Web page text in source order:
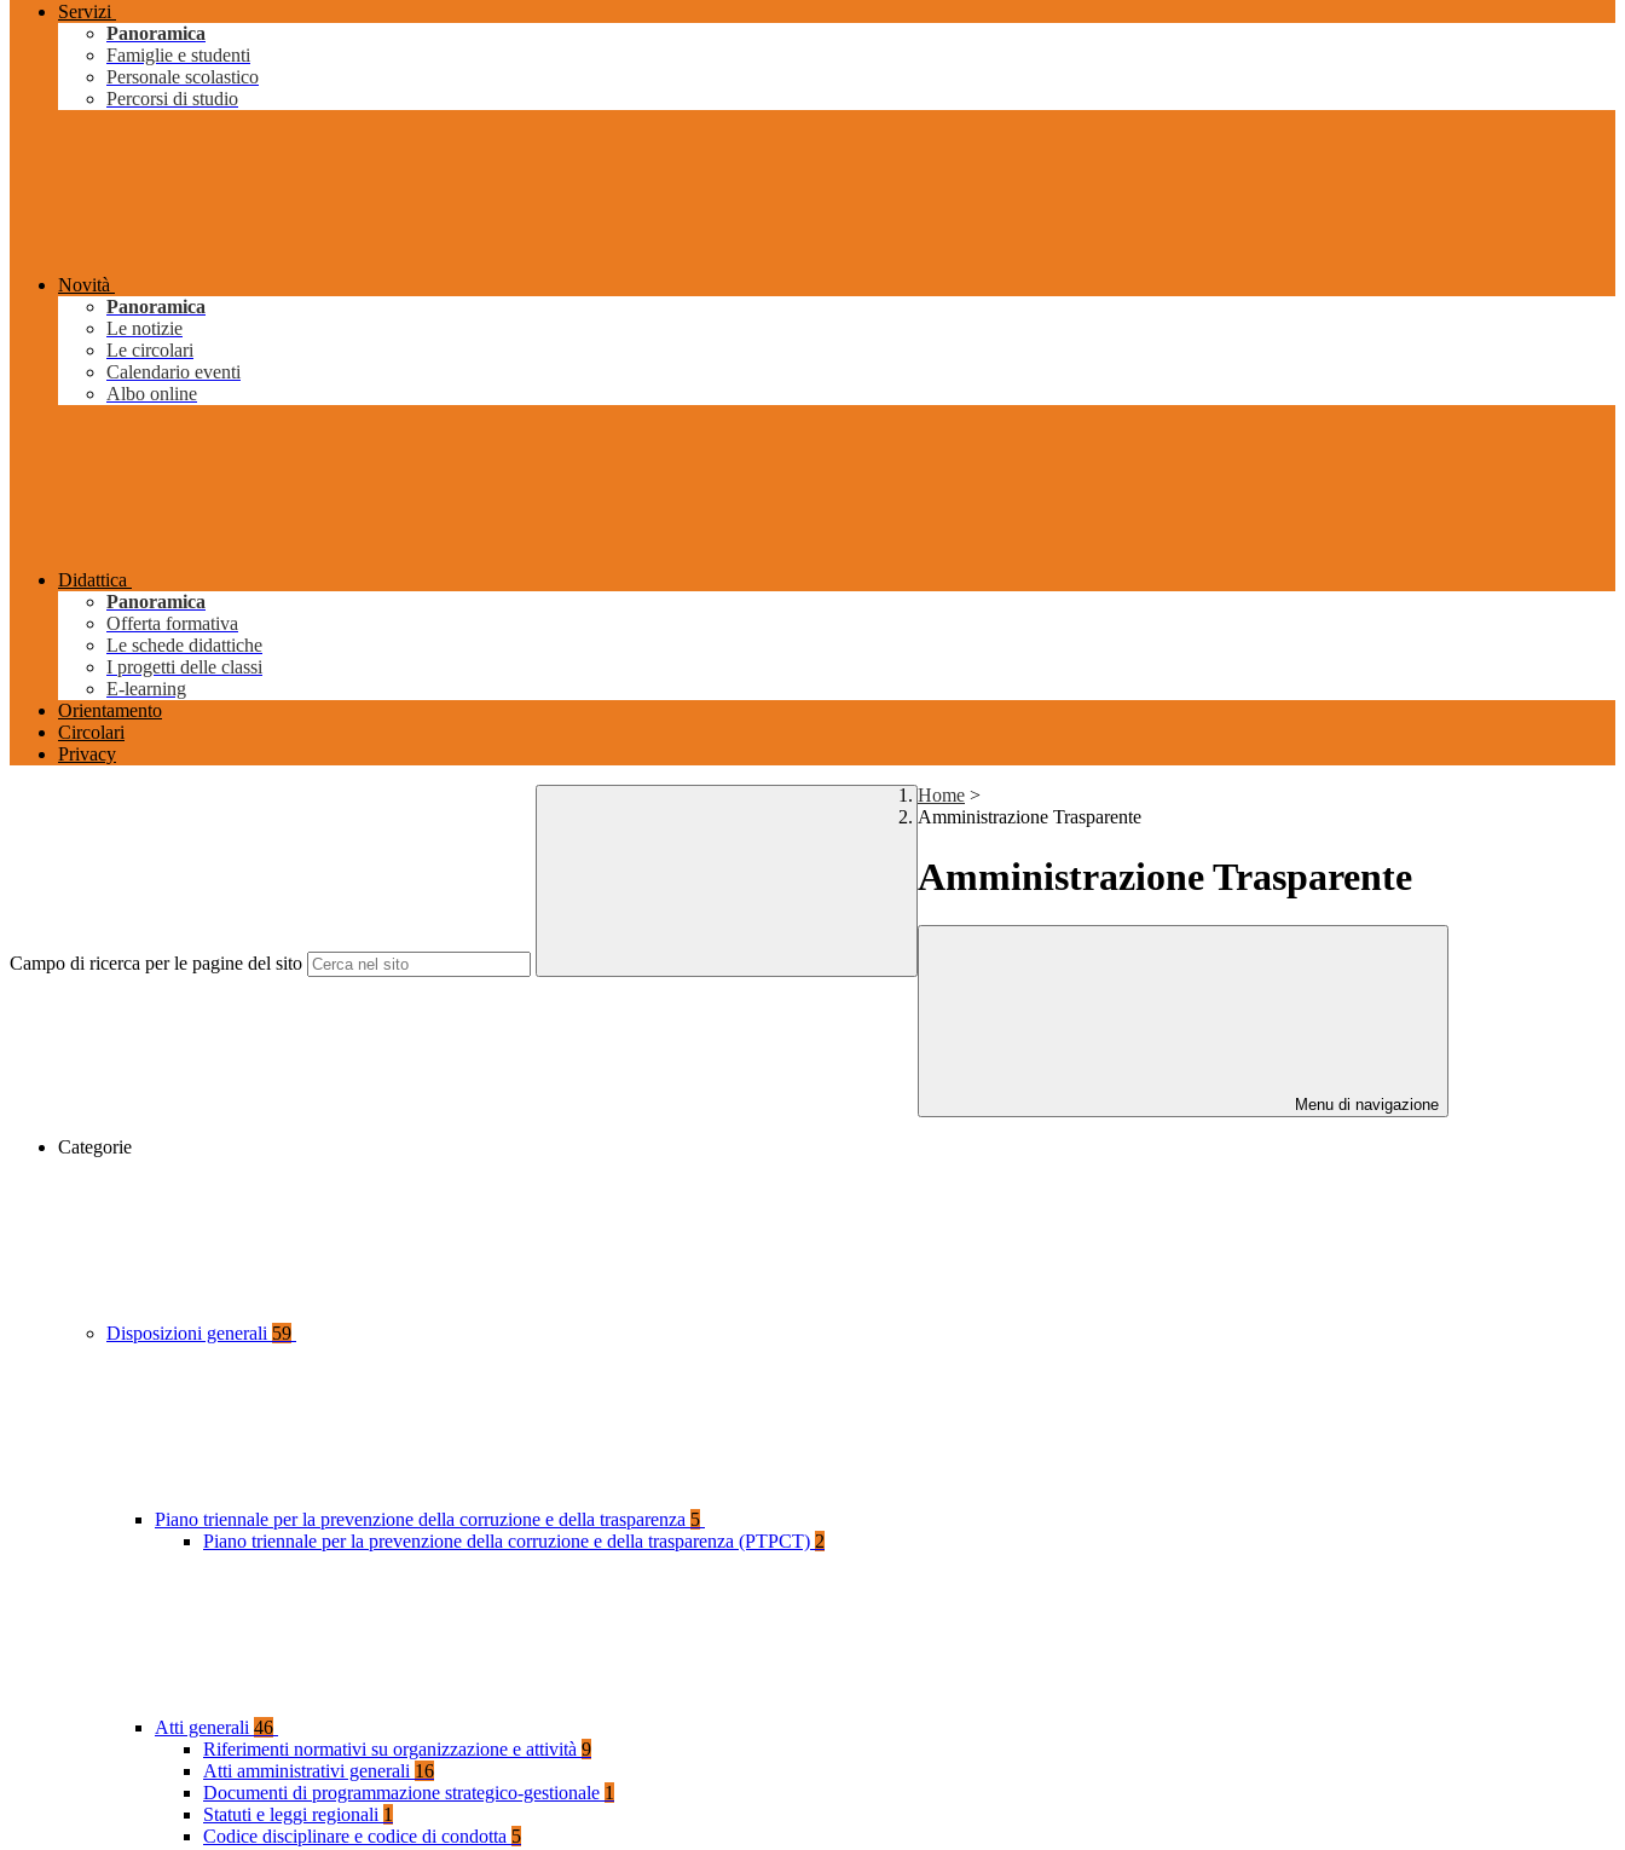
Servizi
Panoramica
Famiglie e studenti
Personale scolastico
Percorsi di studio
Novità
Panoramica
Le notizie
Le circolari
Calendario eventi
Albo online
Didattica
Panoramica
Offerta formativa
Le schede didattiche
I progetti delle classi
E-learning
Orientamento
Circolari
Privacy
Campo di ricerca per le pagine del sito
Home >
Amministrazione Trasparente
Amministrazione Trasparente
Menu di navigazione
Categorie
Disposizioni generali 59
Piano triennale per la prevenzione della corruzione e della trasparenza 5
Piano triennale per la prevenzione della corruzione e della trasparenza (PTPCT) 2
Atti generali 46
Riferimenti normativi su organizzazione e attività 9
Atti amministrativi generali 16
Documenti di programmazione strategico-gestionale 1
Statuti e leggi regionali 1
Codice disciplinare e codice di condotta 5